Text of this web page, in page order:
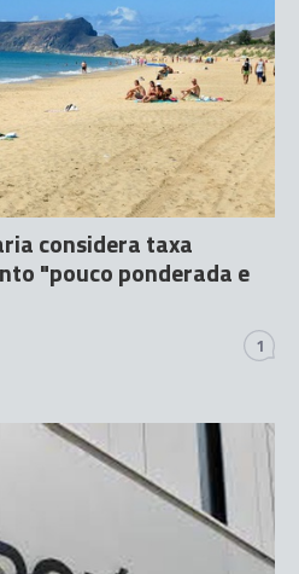
considera taxa
"pouco ponderada e
1